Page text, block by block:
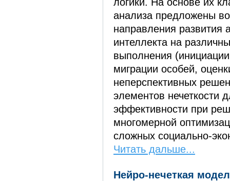
анализа предложены
направления развития
интеллекта на
выполнения
миграции особей,
неперспективных
элементов нечеткости
эффективности при
многомерной
сложных социально-
Читать дальше...
Нейро-нечеткая